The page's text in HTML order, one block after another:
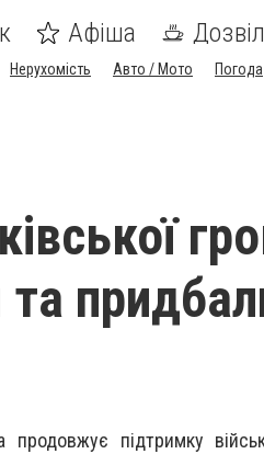
Афіша
Нерухомість Авто / Мото Погода
продовжує підтримку